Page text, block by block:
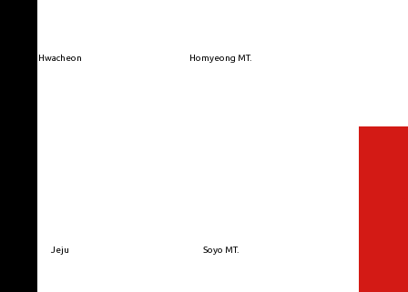
Hwacheon Homyeong MT.
Jeju Soyo MT.